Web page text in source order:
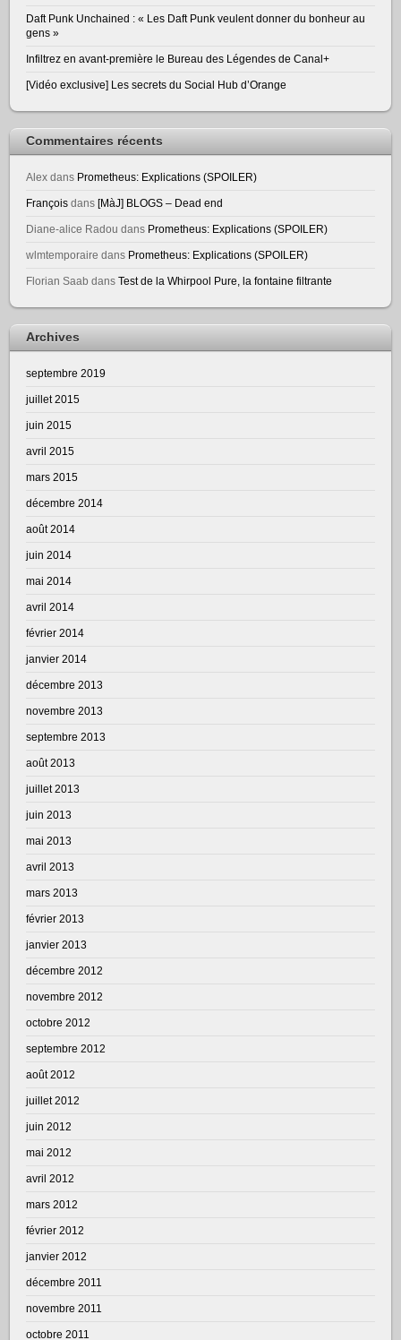
Daft Punk Unchained : « Les Daft Punk veulent donner du bonheur au
gens »
Infiltrez en avant-première le Bureau des Légendes de Canal+
[Vidéo exclusive] Les secrets du Social Hub d’Orange
Commentaires récents
Alex dans Prometheus: Explications (SPOILER)
François dans [MàJ] BLOGS – Dead end
Diane-alice Radou dans Prometheus: Explications (SPOILER)
wlmtemporaire dans Prometheus: Explications (SPOILER)
Florian Saab dansTest de la Whirpool Pure, la fontaine filtrante
Archives
septembre 2019
juillet 2015
juin 2015
avril 2015
mars 2015
décembre 2014
août 2014
juin 2014
mai 2014
avril 2014
février 2014
janvier 2014
décembre 2013
novembre 2013
septembre 2013
août 2013
juillet 2013
juin 2013
mai 2013
avril 2013
mars 2013
février 2013
janvier 2013
décembre 2012
novembre 2012
octobre 2012
septembre 2012
août 2012
juillet 2012
juin 2012
mai 2012
avril 2012
mars 2012
février 2012
janvier 2012
décembre 2011
novembre 2011
octobre 2011